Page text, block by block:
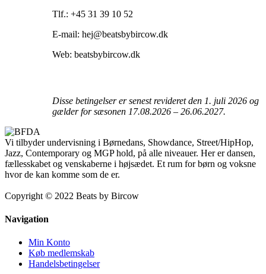
Tlf.: +45 31 39 10 52
E-mail: hej@beatsbybircow.dk
Web: beatsbybircow.dk
Disse betingelser er senest revideret den 1. juli 2026 og
gælder for sæsonen 17.08.2026 – 26.06.2027.
Vi tilbyder undervisning i Børnedans, Showdance, Street/HipHop,
Jazz, Contemporary og MGP hold, på alle niveauer. Her er dansen,
fællesskabet og venskaberne i højsædet. Et rum for børn og voksne
hvor de kan komme som de er.
Copyright © 2022 Beats by Bircow
Navigation
Min Konto
Køb medlemskab
Handelsbetingelser